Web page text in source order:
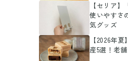
【セリア】
使いやすさ
気グッズ
【2026年
産5選！老